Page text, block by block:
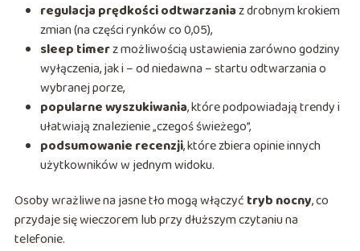
regulacja prędkości odtwarzaniaz drobnym krokiem
zmian (na części rynków co 0,05),
sleep timerz możliwością ustawienia zarówno godziny
wyłączenia, jak i – od niedawna – startu odtwarzania o
wybranej porze,
popularne wyszukiwania, które podpowiadają trendy i
ułatwiają znalezienie „czegoś świeżego”,
podsumowanie recenzji, które zbiera opinie innych
użytkowników w jednym widoku.
Osoby wrażliwe na jasne tło mogą włączyć tryb nocny, co
przydaje się wieczorem lub przy dłuższym czytaniu na
telefonie.